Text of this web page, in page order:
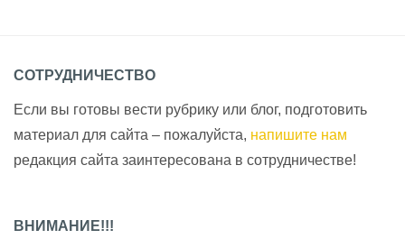
СОТРУДНИЧЕСТВО
Если вы готовы вести рубрику или блог, подготовить
материал для сайта – пожалуйста, напишите нам
редакция сайта заинтересована в сотрудничестве!
ВНИМАНИЕ!!!